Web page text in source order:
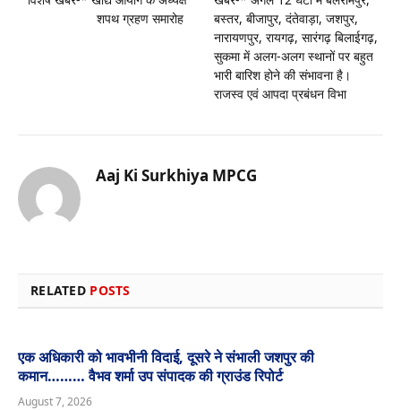
शपथ ग्रहण समारोह
बस्तर, बीजापुर, दंतेवाड़ा, जशपुर,
नारायणपुर, रायगढ़, सारंगढ़ बिलाईगढ़,
सुकमा में अलग-अलग स्थानों पर बहुत
भारी बारिश होने की संभावना है।
राजस्व एवं आपदा प्रबंधन विभा
Aaj Ki Surkhiya MPCG
RELATED POSTS
एक अधिकारी को भावभीनी विदाई, दूसरे ने संभाली जशपुर की
कमान……… वैभव शर्मा उप संपादक की ग्राउंड रिपोर्ट
August 7, 2026